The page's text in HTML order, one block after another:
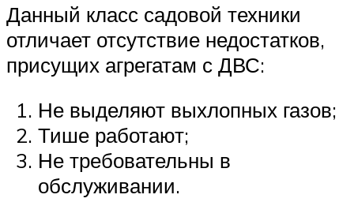
Данный класс садовой техники
отличает отсутствие недостатков,
присущих агрегатам с ДВС:
Не выделяют выхлопных газов;
Тише работают;
Не требовательны в
обслуживании.